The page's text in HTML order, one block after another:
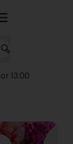
13:00